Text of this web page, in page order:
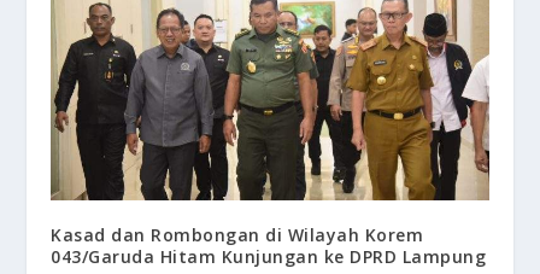
Kasad dan Rombongan di Wilayah Korem
043/Garuda Hitam Kunjungan ke DPRD Lampung